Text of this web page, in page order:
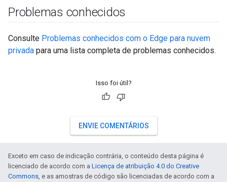
Problemas conhecidos
Consulte Problemas conhecidos com o Edge para nuvem
privada para uma lista completa de problemas conhecidos.
Isso foi útil?
ENVIE COMENTÁRIOS
Exceto em caso de indicação contrária, o conteúdo desta página é
licenciado de acordo com a Licença de atribuição 4.0 do Creative
Commons, e as amostras de código são licenciadas de acordo com a